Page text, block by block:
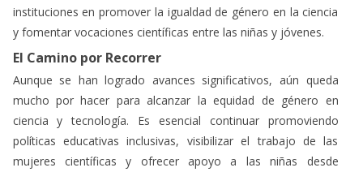
instituciones en promover la igualdad de género en la ciencia
y fomentar vocaciones científicas entre las niñas y jóvenes.
El Camino por Recorrer
Aunque se han logrado avances significativos, aún queda
mucho por hacer para alcanzar la equidad de género en
ciencia y tecnología. Es esencial continuar promoviendo
políticas educativas inclusivas, visibilizar el trabajo de las
mujeres científicas y ofrecer apoyo a las niñas desde